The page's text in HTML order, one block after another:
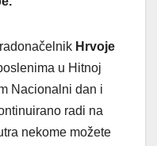
Hrvoje
u Hitnoj
Nacionalni dan i
radi na
nekome možete